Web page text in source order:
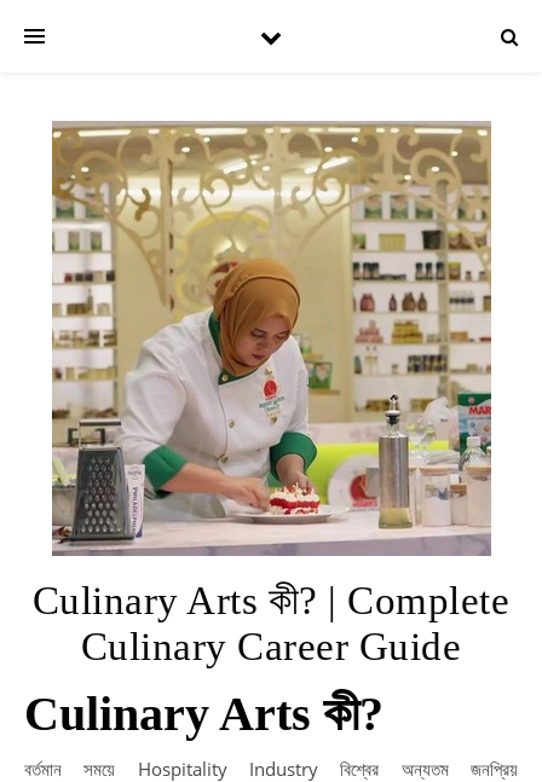
Culinary Arts কী? | Complete
Culinary Career Guide
Culinary Arts কী?
বর্তমান সময়ে Hospitality Industry বিশ্বের অন্যতম জনপ্রিয়